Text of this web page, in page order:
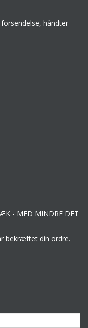
håndter
- MED MINDRE DET
bekræftet din ordre.